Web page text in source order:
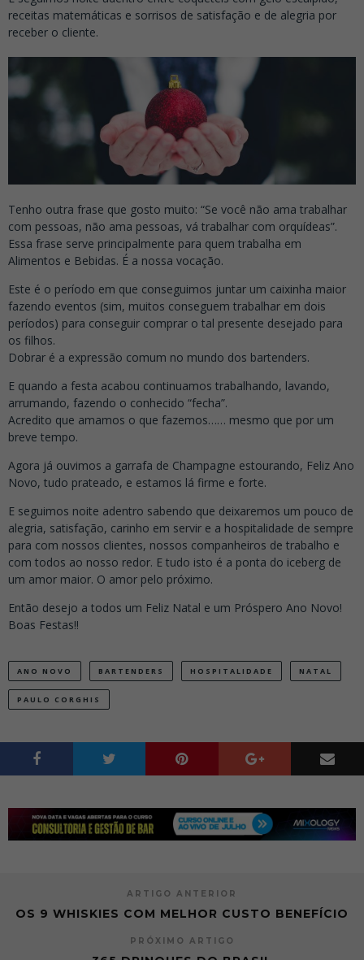
receitas matemáticas e sorrisos de satisfação e de alegria por
receber o cliente.
Tenho outra frase que gosto muito: “Se você não ama trabalhar
com pessoas, não ama pessoas, vá trabalhar com orquídeas”.
Essa frase serve principalmente para quem trabalha em
Alimentos e Bebidas. É a nossa vocação.
Este é o período em que conseguimos juntar um caixinha maior
fazendo eventos (sim, muitos conseguem trabalhar em dois
períodos) para conseguir comprar o tal presente desejado para
os filhos.
Dobrar é a expressão comum no mundo dos bartenders.
E quando a festa acabou continuamos trabalhando, lavando,
arrumando, fazendo o conhecido “fecha”.
Acredito que amamos o que fazemos…… mesmo que por um
breve tempo.
Agora já ouvimos a garrafa de Champagne estourando, Feliz Ano
Novo, tudo prateado, e estamos lá firme e forte.
E seguimos noite adentro sabendo que deixaremos um pouco de
alegria, satisfação, carinho em servir e a hospitalidade de sempre
para com nossos clientes, nossos companheiros de trabalho e
com todos ao nosso redor. E tudo isto é a ponta do iceberg de
um amor maior. O amor pelo próximo.
Então desejo a todos um Feliz Natal e um Próspero Ano Novo!
Boas Festas!!
ANO NOVO BARTENDERS HOSPITALIDADE NATAL
PAULO CORGHIS
ARTIGO ANTERIOR
OS 9 WHISKIES COM MELHOR CUSTO BENEFÍCIO
PRÓXIMO ARTIGO